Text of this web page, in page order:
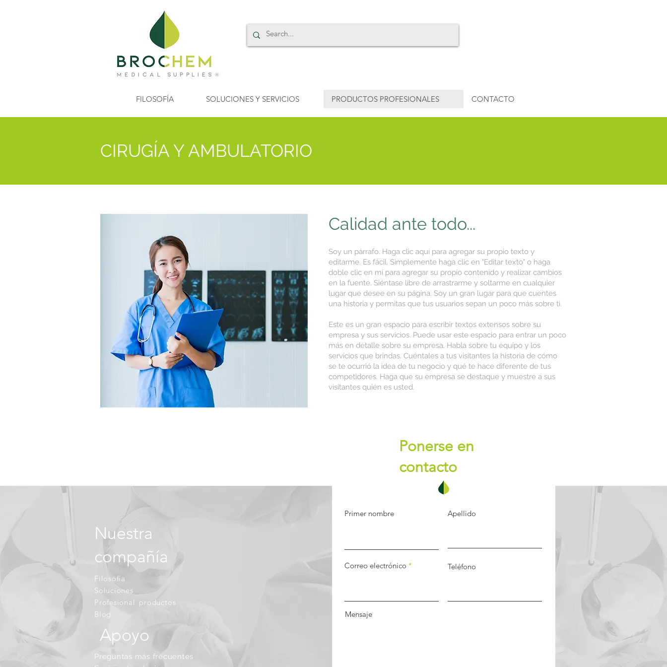
FILOSOFÍA SOLUCIONES Y SERVICIOS PRODUCTOS PROFESIONALES CONTACTO
CIRUGÍA Y AMBULATORIO
Calidad ante todo...
Soy un párrafo. Haga clic aquí para agregar su propio texto y
editarme. Es fácil. Simplemente haga clic en "Editar texto" o haga
doble clic en mí para agregar su propio contenido y realizar cambios
en la fuente. Siéntase libre de arrastrarme y soltarme en cualquier
lugar que desee en su página. Soy un gran lugar para que cuentes
una historia y permitas que tus usuarios sepan un poco más sobre ti.
Este es un gran espacio para escribir textos extensos sobre su
empresa y sus servicios. Puede usar este espacio para entrar un poco
más en detalle sobre su empresa. Habla sobre tu equipo y los
servicios que brindas. Cuéntales a tus visitantes la historia de cómo
se te ocurrió la idea de tu negocio y qué te hace diferente de tus
competidores. Haga que su empresa se destaque y muestre a sus
visitantes quién es usted.
Nuestra
compañía
Filosofía
Soluciones
Profesional productos
Blog
Apoyo
Preguntas más frecuentes
Ponerse en
contacto
Primer nombre Apellido
Correo electrónico Teléfono
Mensaje